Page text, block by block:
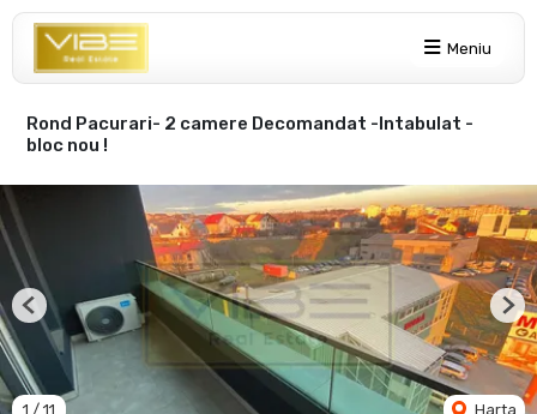
Meniu
Rond Pacurari- 2 camere Decomandat -Intabulat -
bloc nou !
1 / 11 Harta
Previous